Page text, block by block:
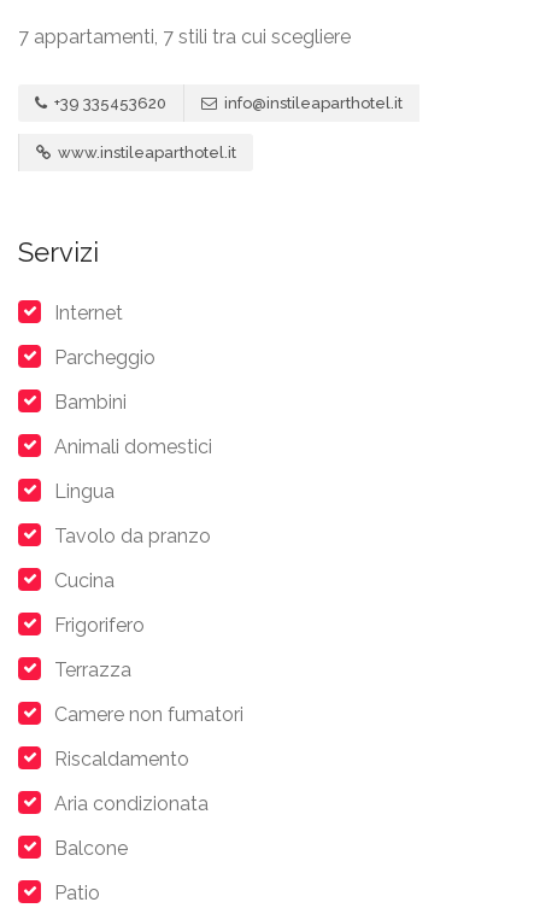
7 appartamenti, 7 stili tra cui scegliere
+39 335453620 info@instileaparthotel.it
www.instileaparthotel.it
Servizi
Internet
Parcheggio
Bambini
Animali domestici
Lingua
Tavolo da pranzo
Cucina
Frigorifero
Terrazza
Camere non fumatori
Riscaldamento
Aria condizionata
Balcone
Patio